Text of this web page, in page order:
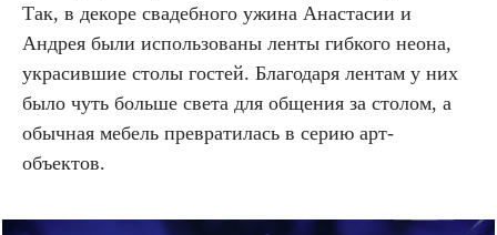
Так, в декоре свадебного ужина Анастасии и
Андрея были использованы ленты гибкого неона,
украсившие столы гостей. Благодаря лентам у них
было чуть больше света для общения за столом, а
обычная мебель превратилась в серию арт-
объектов.